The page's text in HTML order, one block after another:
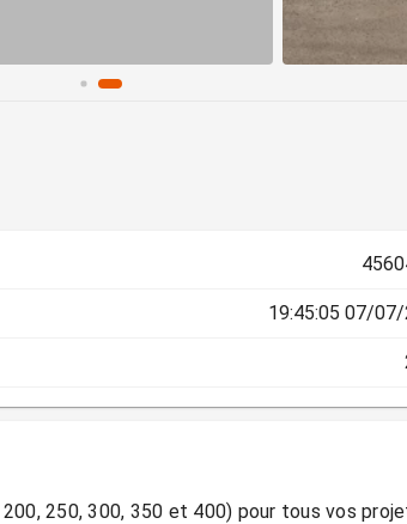
07/07/2026
250, 300, 350 et 400) pour tous vos